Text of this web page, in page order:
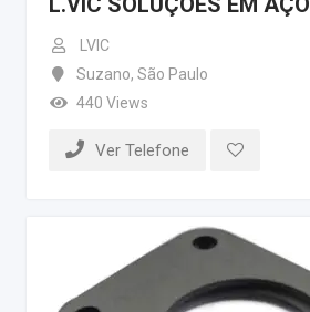
LVIC
Suzano, São Paulo
440 Views
Ver Telefone